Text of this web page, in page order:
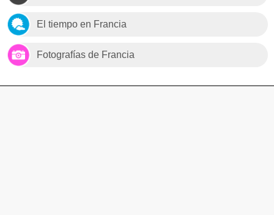
El tiempo en Francia
Fotografías de Francia